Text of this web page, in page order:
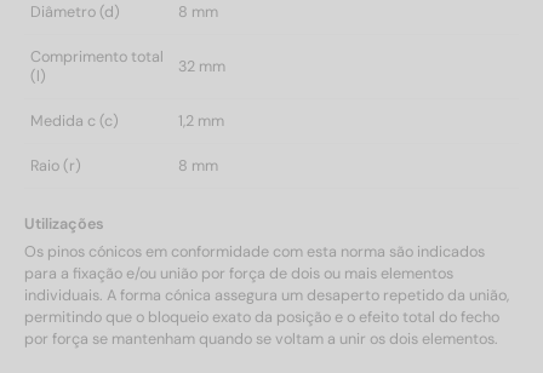
Diâmetro (d) 8 mm
Comprimento total
(l)
32 mm
Medida c (c) 1,2 mm
Raio (r) 8 mm
Utilizações
Os pinos cónicos em conformidade com esta norma são indicados
para a fixação e/ou união por força de dois ou mais elementos
individuais. A forma cónica assegura um desaperto repetido da união,
permitindo que o bloqueio exato da posição e o efeito total do fecho
por força se mantenham quando se voltam a unir os dois elementos.